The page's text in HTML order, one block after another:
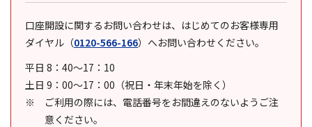
口座開設に関するお問い合わせは、はじめてのお客様専用
ダイヤル （0120-566-166） へお問い合わせください。
平日 8：40～17：10
土日 9：00～17：00（祝日・年末年始を除く）
ご利用の際には、電話番号をお間違えのないようご注
意ください。